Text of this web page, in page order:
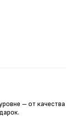
– от качества